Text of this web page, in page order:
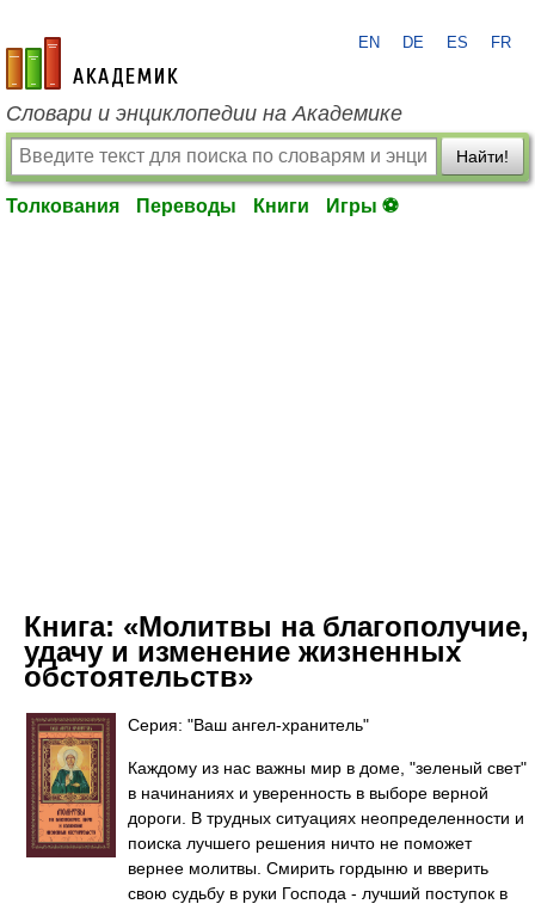
academic.ru
EN DE ES FR
Словари и энциклопедии на Академике
Найти!
Толкования Переводы Книги Игры ⚽
Книга: «Молитвы на благополучие,
удачу и изменение жизненных
обстоятельств»
Серия: "Ваш ангел-хранитель"
Каждому из нас важны мир в доме, "зеленый свет"
в начинаниях и уверенность в выборе верной
дороги. В трудных ситуациях неопределенности и
поиска лучшего решения ничто не поможет
вернее молитвы. Смирить гордыню и вверить
свою судьбу в руки Господа - лучший поступок в